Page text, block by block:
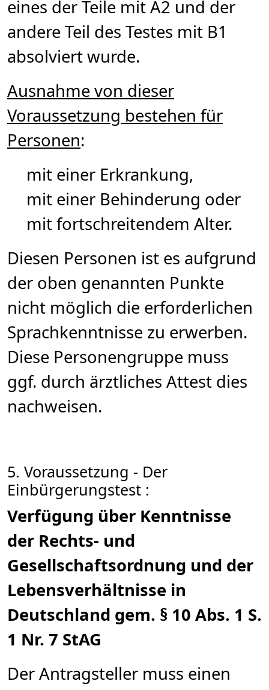
eines der Teile mit A2 und der
andere Teil des Testes mit B1
absolviert wurde.
Ausnahme von dieser
Voraussetzung bestehen für
Personen:
mit einer Erkrankung,
mit einer Behinderung oder
mit fortschreitendem Alter.
Diesen Personen ist es aufgrund
der oben genannten Punkte
nicht möglich die erforderlichen
Sprachkenntnisse zu erwerben.
Diese Personengruppe muss
ggf. durch ärztliches Attest dies
nachweisen.
5. Voraussetzung - Der
Einbürgerungstest :
Verfügung über Kenntnisse
der Rechts- und
Gesellschaftsordnung und der
Lebensverhältnisse in
Deutschland gem. § 10 Abs. 1 S.
1 Nr. 7 StAG
Der Antragsteller muss einen